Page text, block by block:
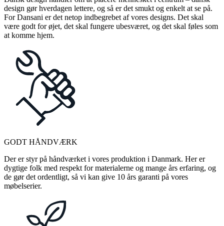
design gør hverdagen lettere, og så er det smukt og enkelt at se på.
For Dansani er det netop indbegrebet af vores designs. Det skal
være godt for øjet, det skal fungere ubesværet, og det skal føles som
at komme hjem.
GODT HÅNDVÆRK
Der er styr på håndværket i vores produktion i Danmark. Her er
dygtige folk med respekt for materialerne og mange års erfaring, og
de gør det ordentligt, så vi kan give 10 års garanti på vores
møbelserier.